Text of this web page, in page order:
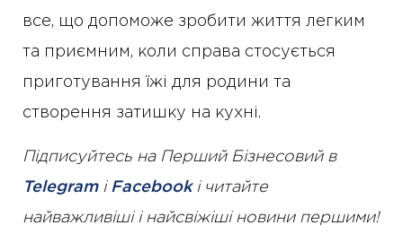
все, що допоможе зробити життя легким
та приємним, коли справа стосується
приготування їжі для родини та
створення затишку на кухні.
Підписуйтесь на Перший Бізнесовий в
Telegramі Facebookі читайте
найважливіші і найсвіжіші новини першими!